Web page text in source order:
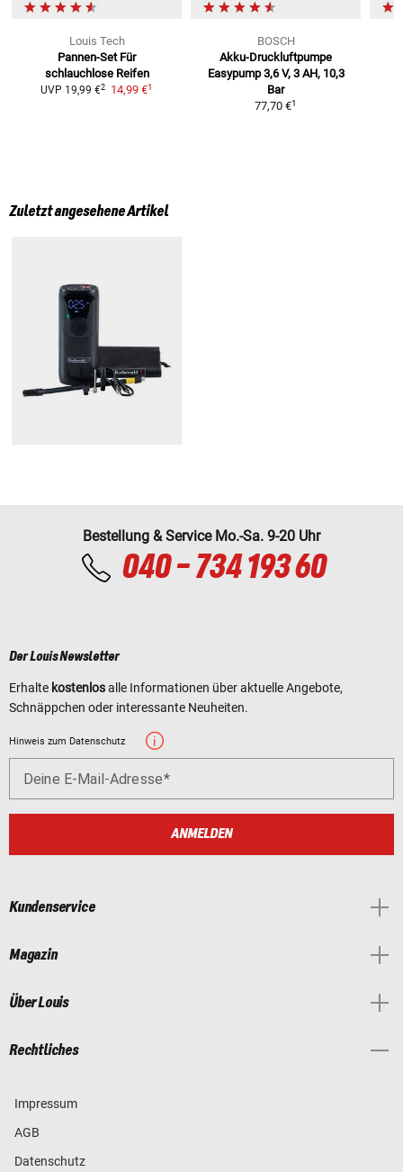
Louis Tech
Pannen-Set Für
schlauchlose Reifen
UVP 19,99 €2 14,99 €1
BOSCH
Akku-Druckluftpumpe
Easypump 3,6 V, 3 AH, 10,3
Bar
77,70 €1
Zuletzt angesehene Artikel
Bestellung & Service Mo.-Sa. 9-20 Uhr
040 - 734 193 60
Der Louis Newsletter
Erhalte kostenlosalle Informationen über aktuelle Angebote,
Schnäppchen oder interessante Neuheiten.
Hinweis zum Datenschutz
Deine E-Mail-Adresse
ANMELDEN
Kundenservice
Magazin
Über Louis
Rechtliches
Impressum
AGB
Datenschutz